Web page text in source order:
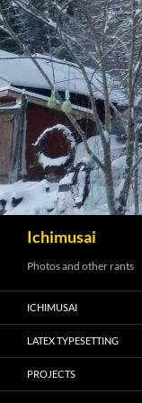
Ichimusai
Photos and other rants
ICHIMUSAI
LATEX TYPESETTING
PROJECTS